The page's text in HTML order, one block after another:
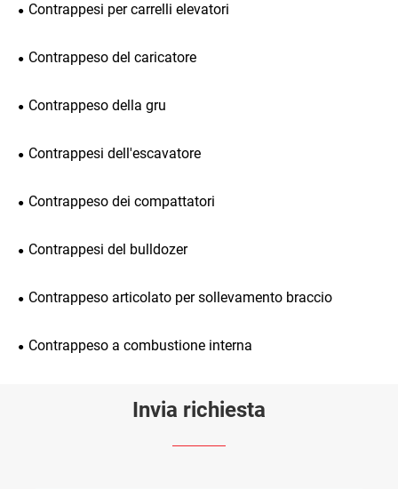
Contrappesi per carrelli elevatori
Contrappeso del caricatore
Contrappeso della gru
Contrappesi dell'escavatore
Contrappeso dei compattatori
Contrappesi del bulldozer
Contrappeso articolato per sollevamento braccio
Contrappeso a combustione interna
Invia richiesta